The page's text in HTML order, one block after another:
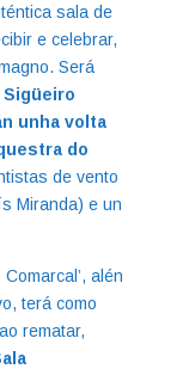
sala de
e celebrar,
Será
Sigüeiro
unha volta
do
de vento
Miranda) e un
alén
terá como
rematar,